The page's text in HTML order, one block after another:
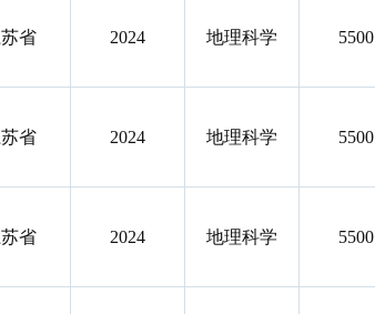
省 2024 地理科学 5500
省 2024 地理科学 5500
省 2024 地理科学 5500